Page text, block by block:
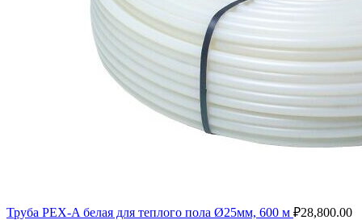
Труба PEX-A белая для теплого пола Ø25мм, 600 м ₽28,800.00